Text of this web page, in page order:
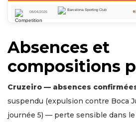
08/04/2026
Barcelona Sporting Club
Absences et
compositions
Cruzeiro — absences
suspendu (expulsion contre Boca
journée 5) — perte sensible dans